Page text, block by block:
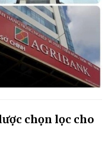
chọn lọc cho